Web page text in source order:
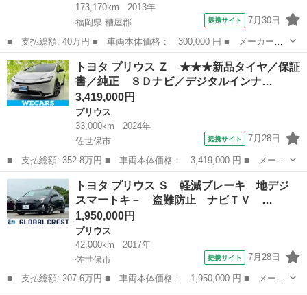
173,170km
2013年
福岡県 糟屋郡
提携サイト 7月30日
■ 支払総額: 40万円 ■ 車両本体価格： 300,000 円 ■ メーカー
名： トヨタ ■ 車種名： プリウス ■ グレード名： Ｓツーリン
グセレクション １．８ Ｓ メモリーナビ・フルセグ・バックカメ
ラ・オートエアコ...
福岡 糟屋郡 プリウス
トヨタ プリウス Ｚ ★★★新品タイヤ／保証
書／純正 ＳＤナビ／デジタルインナ…
3,419,000円
プリウス
33,000km
2024年
佐世保市
提携サイト 7月28日
■ 支払総額: 352.8万円 ■ 車両本体価格： 3,419,000 円 ■ メーカ
ー名： トヨタ ■ 車種名： プリウス ■ グレード名： Ｚ
★★★新品タイヤ／保証書／純正 ＳＤナビ／デジタルインナーミラ
ー／衝突安全...
長崎 佐世保市 プリウス
トヨタ プリウス Ｓ 軽減ブレーキ 地デジ
スマートキ－ 盗難防止 ナビＴＶ …
1,950,000円
プリウス
42,000km
2017年
佐世保市
提携サイト 7月28日
■ 支払総額: 207.6万円 ■ 車両本体価格： 1,950,000 円 ■ メーカ
ー名： トヨタ ■ 車種名： プリウス ■ グレード名： Ｓ 軽減